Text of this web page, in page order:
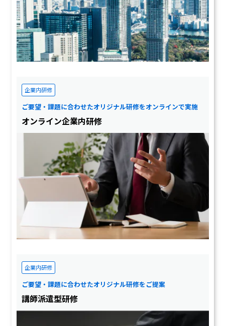
企業内研修
ご要望・課題に合わせたオリジナル研修をオンラインで実施
オンライン企業内研修
企業内研修
ご要望・課題に合わせたオリジナル研修をご提案
講師派遣型研修